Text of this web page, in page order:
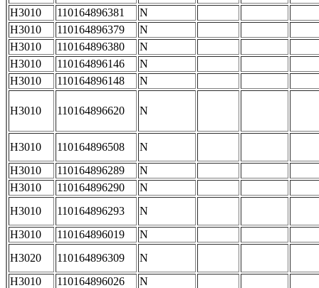
H3010
110164896381
N
H3010
110164896379
N
H3010
110164896380
N
H3010
110164896146
N
H3010
110164896148 N
H3010 110164896620 N
H3010 110164896508
N
H3010
110164896289
N
H3010
110164896290
N
H3010
110164896293
N
H3010
110164896019
N
H3020
110164896309
N
H3010
110164896026
N